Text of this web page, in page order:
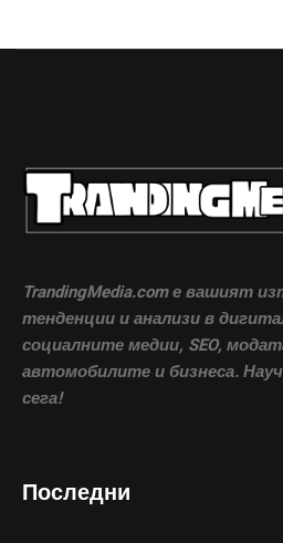
TrandingMedia.com е вашият
тенденции и анализи в
социалните медии, SEO,
автомобилите и бизнеса.
сега!
Последни